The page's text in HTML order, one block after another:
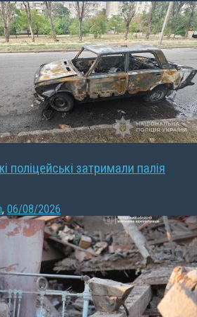
поліцейські затримали палія
, 06/08/2026